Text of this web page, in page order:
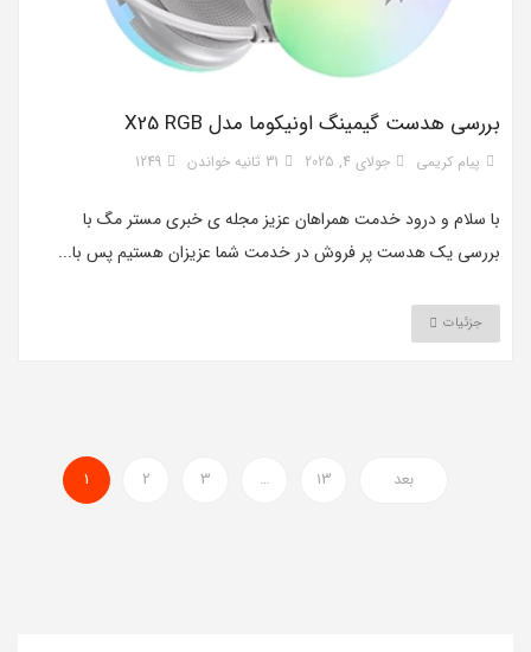
بررسی هدست گیمینگ اونیکوما مدل X25 RGB
پیام کریمی جولای 4, 2025 31 ثانیه خواندن 1249
با سلام و درود خدمت همراهان عزیز مجله ی خبری مستر مگ با
بررسی یک هدست پر فروش در خدمت شما عزیزان هستیم پس با...
جزئیات
1 2 3 … 13 بعد